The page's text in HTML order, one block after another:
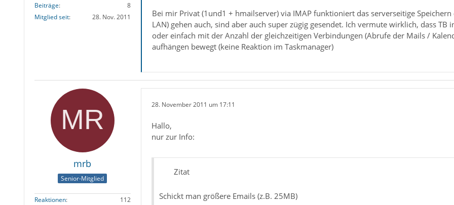
Beiträge
8
Mitglied seit
28. Nov. 2011
Bei mir Privat (1und1 + hmailserver) via IMAP funktioniert das serverseitige
LAN) gehen auch, sind aber auch super zügig gesendet. Ich vermute wirklich, dass
oder einfach mit der Anzahl der gleichzeitigen Verbindungen (Abrufe der Mails /
aufhängen bewegt (keine Reaktion im Taskmanager)
mrb
Senior-Mitglied
Reaktionen
112
28. November 2011 um 17:11
Hallo,
nur zur Info:
Zitat
Schickt man größere Emails (z.B. 25MB)